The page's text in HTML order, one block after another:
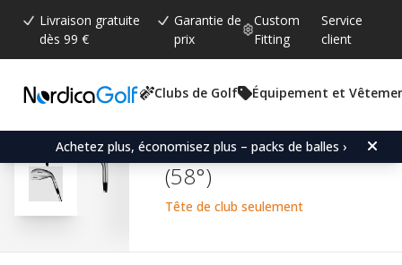
Livraison gratuite
dès 99 €
Garantie de
prix
Custom
Fitting
Service
client
Clubs de Golf Équipement et
Achetez plus, économisez plus – packs de balles ›
Note moyenne:
4.6 (votes:
205)
Acer XB Satin -Wedge
(58°)
Tête de club seulement